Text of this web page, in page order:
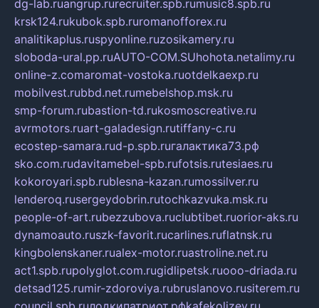
dg-lab.ruangrup.rurecruiter.spb.rumusic8.spb.ru
krsk124.rukubok.spb.ruromanofforex.ru
analitikaplus.ruspyonline.ruzosikamery.ru
sloboda-ural.pp.ruAUTO-COM.SUhohota.netalimy.ru
online-z.comaromat-vostoka.ruotdelkaexp.ru
mobilvest.rubbd.net.rumebelshop.msk.ru
smp-forum.rubastion-td.rukosmoscreative.ru
avrmotors.ruart-galadesign.rutiffany-c.ru
ecostep-samara.rud-p.spb.ruгалактика73.рф
sko.com.rudavitamebel-spb.rufotsis.rutesiaes.ru
kokoroyari.spb.rublesna-kazan.rumossilver.ru
lenderoq.rusergeydobrin.rutochkazvuka.msk.ru
people-of-art.rubezzubova.ruclubtibet.ruorior-aks.ru
dynamoauto.ruszk-favorit.rucarlines.ruflatnsk.ru
kingbolenskaner.rualex-motor.ruastroline.net.ru
act1.spb.rupolyglot.com.rugidlipetsk.ruooo-driada.ru
detsad125.rumir-zdoroviya.rubruslanovo.rusiterem.ru